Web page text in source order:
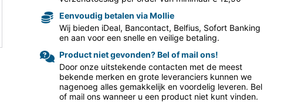
Eenvoudig betalen via Mollie
Wij bieden iDeal, Bancontact, Belfius, Sofort Banking
en aan voor een snelle en veilige betaling.
Product niet gevonden? Bel of mail ons!
Door onze uitstekende contacten met de meest
bekende merken en grote leveranciers kunnen we
nagenoeg alles gemakkelijk en voordelig leveren. Bel
of mail ons wanneer u een product niet kunt vinden.